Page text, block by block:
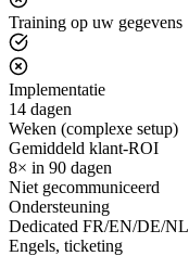
Training op uw gegevens
Implementatie
14 dagen
Weken (complexe setup)
Gemiddeld klant-ROI
8× in 90 dagen
Niet gecommuniceerd
Ondersteuning
Dedicated FR/EN/DE/NL
Engels, ticketing